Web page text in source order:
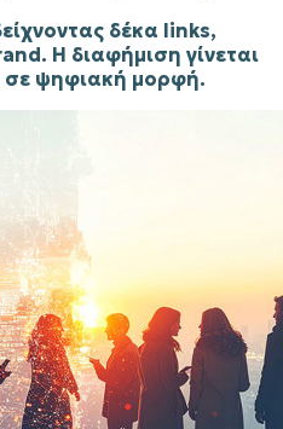
δέκα links,
Η διαφήμιση γίνεται
ψηφιακή μορφή.